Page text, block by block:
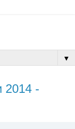
▼
2014 -